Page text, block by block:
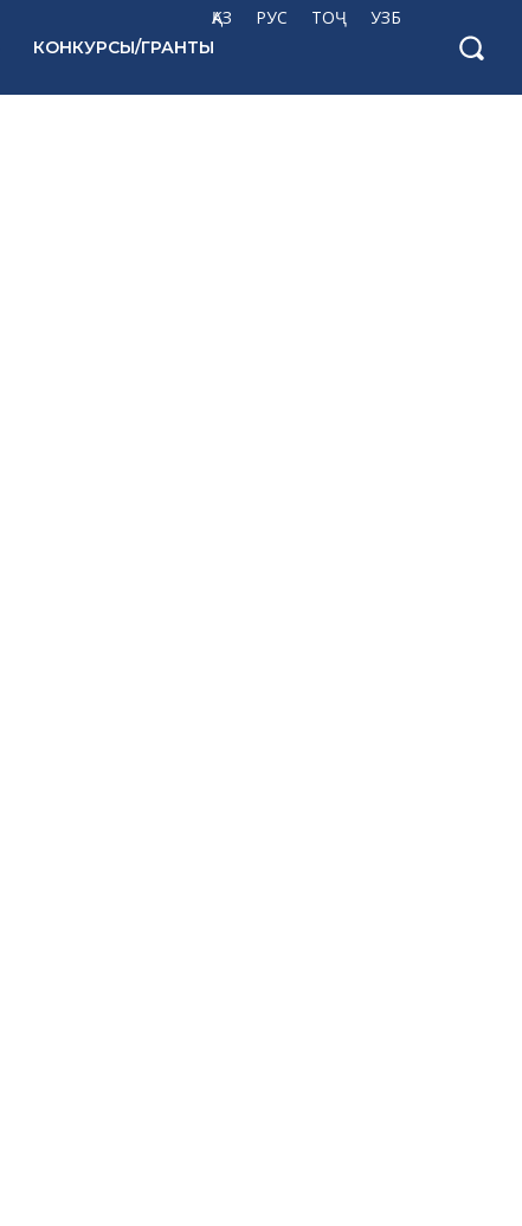
ҚАЗ РУС ТОҶ УЗБ
КОНКУРСЫ/ГРАНТЫ